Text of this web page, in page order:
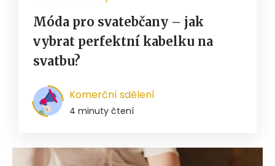
Móda pro svatebčany – jak
vybrat perfektní kabelku na
svatbu?
Komerční sdělení
4 minuty čtení